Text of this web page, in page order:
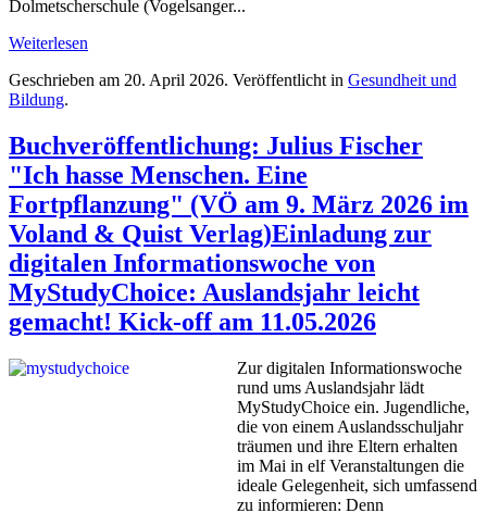
Dolmetscherschule (Vogelsanger...
Weiterlesen
Geschrieben am 20. April 2026. Veröffentlicht in Gesundheit und
Bildung.
Buchveröffentlichung: Julius Fischer
"Ich hasse Menschen. Eine
Fortpflanzung" (VÖ am 9. März 2026 im
Voland & Quist Verlag)Einladung zur
digitalen Informationswoche von
MyStudyChoice: Auslandsjahr leicht
gemacht! Kick-off am 11.05.2026
Zur digitalen Informationswoche
rund ums Auslandsjahr lädt
MyStudyChoice ein. Jugendliche,
die von einem Auslandsschuljahr
träumen und ihre Eltern erhalten
im Mai in elf Veranstaltungen die
ideale Gelegenheit, sich umfassend
zu informieren: Denn